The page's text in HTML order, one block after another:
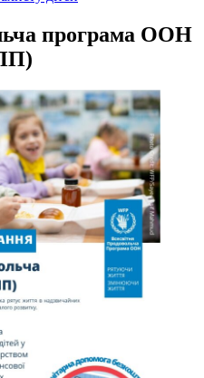
програма ООН